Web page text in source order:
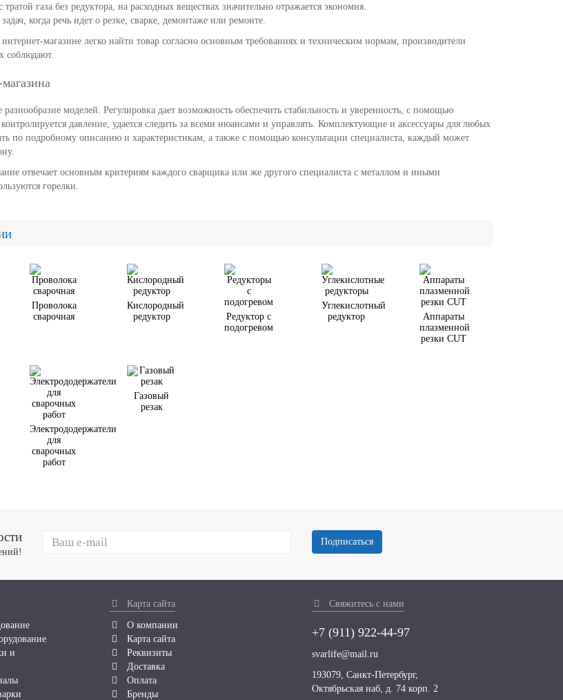
газа без редуктора, на расходных веществах значительно отражается экономия.
когда речь идет о резке, сварке, демонтаже или ремонте.
магазине легко найти товар согласно основным требованиях и техническим нормам, производители
соблюдают.
разнообразие моделей. Регулировка дает возможность обеспечить стабильность и уверенность, с помощью
контролируется давление, удается следить за всеми нюансами и управлять. Комплектующие и аксессуары для любых
по подробному описанию и характеристикам, а также с помощью консультации специалиста, каждый может
отвечает основным критериям каждого сварщика или же другого специалиста с металлом и иными
горелки.
Проволока
сварочная
Кислородный
редуктор
Редуктор с
подогревом
Углекислотный
редуктор
Аппараты
плазменной
резки CUT
Электрододержатели
для
сварочных
работ
Газовый
резак
Подписаться
и
Карта сайта
О компании
Карта сайта
Реквизиты
Доставка
Оплата
Бренды
Свяжитесь с нами
+7 (911)922-44-97
svarlife@mail.ru
193079, Санкт-Петербург,
Октябрьская наб, д. 74 корп. 2